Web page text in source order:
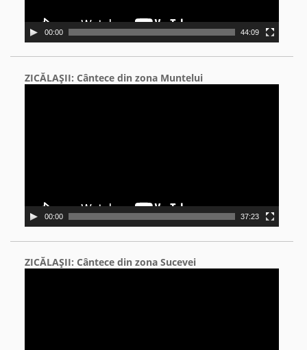
00:00 44:09
ZICĂLAŞII: Cântece din zona Muntelui
00:00 37:23
ZICĂLAŞII: Cântece din zona Sucevei